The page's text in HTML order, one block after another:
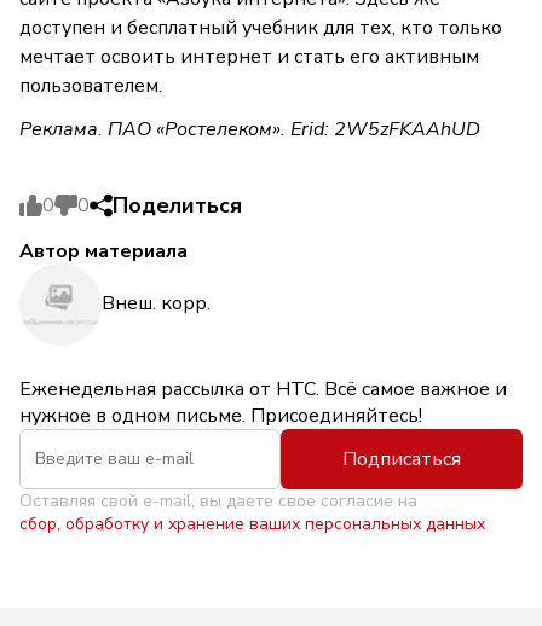
доступен и бесплатный учебник для тех, кто только
мечтает освоить интернет и стать его активным
пользователем.
Реклама. ПАО «Ростелеком». Erid: 2W5zFKAAhUD
0 0 Поделиться
Автор материала
Внеш. корр.
Еженедельная рассылка от НТС. Всё самое важное и
нужное в одном письме. Присоединяйтесь!
Подписаться
Оставляя свой e-mail, вы даете свое согласие на
сбор, обработку и хранение ваших персональных данных